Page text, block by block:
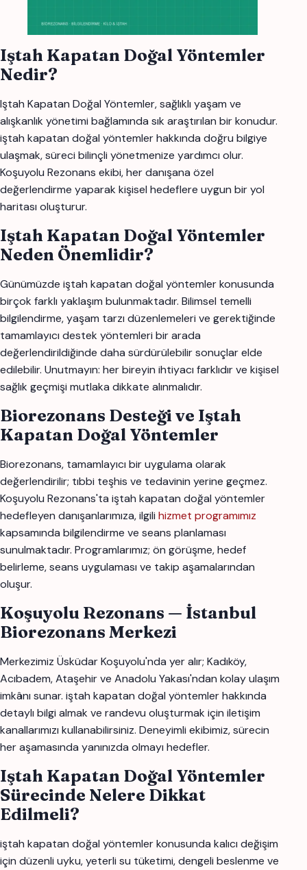
Iştah Kapatan Doğal Yöntemler
Nedir?
Iştah Kapatan Doğal Yöntemler, sağlıklı yaşam ve
alışkanlık yönetimi bağlamında sık araştırılan bir konudur.
iştah kapatan doğal yöntemler hakkında doğru bilgiye
ulaşmak, süreci bilinçli yönetmenize yardımcı olur.
Koşuyolu Rezonans ekibi, her danışana özel
değerlendirme yaparak kişisel hedeflere uygun bir yol
haritası oluşturur.
Iştah Kapatan Doğal Yöntemler
Neden Önemlidir?
Günümüzde iştah kapatan doğal yöntemler konusunda
birçok farklı yaklaşım bulunmaktadır. Bilimsel temelli
bilgilendirme, yaşam tarzı düzenlemeleri ve gerektiğinde
tamamlayıcı destek yöntemleri bir arada
değerlendirildiğinde daha sürdürülebilir sonuçlar elde
edilebilir. Unutmayın: her bireyin ihtiyacı farklıdır ve kişisel
sağlık geçmişi mutlaka dikkate alınmalıdır.
Biorezonans Desteği ve Iştah
Kapatan Doğal Yöntemler
Biorezonans, tamamlayıcı bir uygulama olarak
değerlendirilir; tıbbi teşhis ve tedavinin yerine geçmez.
Koşuyolu Rezonans'ta iştah kapatan doğal yöntemler
hedefleyen danışanlarımıza, ilgili hizmet programımız
kapsamında bilgilendirme ve seans planlaması
sunulmaktadır. Programlarımız; ön görüşme, hedef
belirleme, seans uygulaması ve takip aşamalarından
oluşur.
Koşuyolu Rezonans — İstanbul
Biorezonans Merkezi
Merkezimiz Üsküdar Koşuyolu'nda yer alır; Kadıköy,
Acıbadem, Ataşehir ve Anadolu Yakası'ndan kolay ulaşım
imkânı sunar. iştah kapatan doğal yöntemler hakkında
detaylı bilgi almak ve randevu oluşturmak için iletişim
kanallarımızı kullanabilirsiniz. Deneyimli ekibimiz, sürecin
her aşamasında yanınızda olmayı hedefler.
Iştah Kapatan Doğal Yöntemler
Sürecinde Nelere Dikkat
Edilmeli?
iştah kapatan doğal yöntemler konusunda kalıcı değişim
için düzenli uyku, yeterli su tüketimi, dengeli beslenme ve